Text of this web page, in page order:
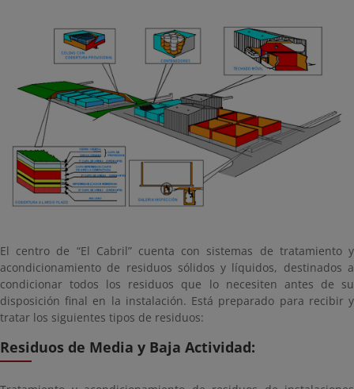
El centro de “El Cabril” cuenta con sistemas de tratamiento y
acondicionamiento de residuos sólidos y líquidos, destinados a
condicionar todos los residuos que lo necesiten antes de su
disposición final en la instalación. Está preparado para recibir y
tratar los siguientes tipos de residuos:
Residuos de Media y Baja Actividad: